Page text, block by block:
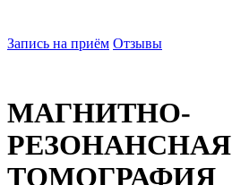
МАГНИТНО-
РЕЗОНАНСНАЯ
ТОМОГРАФИЯ
Запись на приём Отзывы